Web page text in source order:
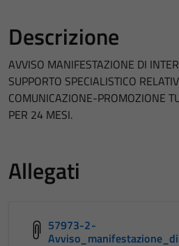
Descrizione
AVVISO MANIFESTAZIONE DI
SUPPORTO SPECIALISTICO
COMUNICAZIONE-PROMOZIONE
PER 24 MESI.
Allegati
57973-2-